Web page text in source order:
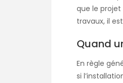
que le projet
travaux, il
Quand
En règle
si